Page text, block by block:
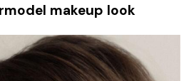
makeup look